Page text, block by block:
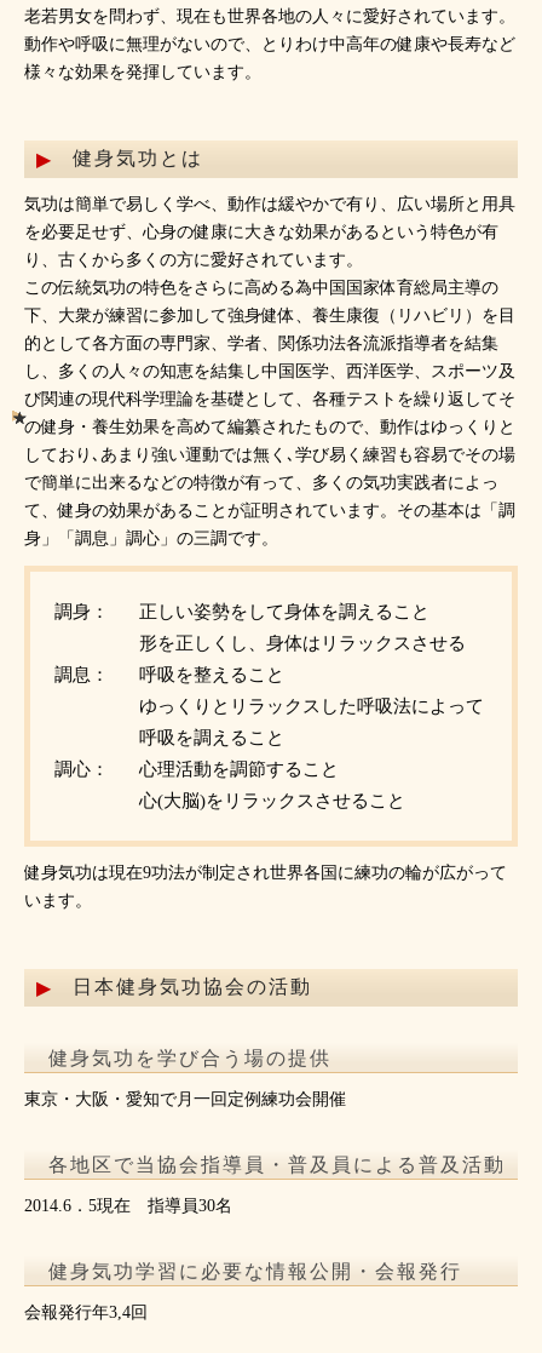
老若男女を問わず、現在も世界各地の人々に愛好されています。
動作や呼吸に無理がないので、とりわけ中高年の健康や長寿など
様々な効果を発揮しています。
健身気功とは
気功は簡単で易しく学べ、動作は緩やかで有り、広い場所と用具
を必要足せず、心身の健康に大きな効果があるという特色が有
り、古くから多くの方に愛好されています。
この伝統気功の特色をさらに高める為中国国家体育総局主導の
下、大衆が練習に参加して強身健体、養生康復（リハビリ）を目
的として各方面の専門家、学者、関係功法各流派指導者を結集
し、多くの人々の知恵を結集し中国医学、西洋医学、スポーツ及
び関連の現代科学理論を基礎として、各種テストを繰り返してそ
の健身・養生効果を高めて編纂されたもので、動作はゆっくりと
しており､あまり強い運動では無く､学び易く練習も容易でその場
で簡単に出来るなどの特徴が有って、多くの気功実践者によっ
て、健身の効果があることが証明されています。その基本は「調
身」「調息」調心」の三調です。
調身：
正しい姿勢をして身体を調えること
形を正しくし、身体はリラックスさせる
調息：
呼吸を整えること
ゆっくりとリラックスした呼吸法によって
呼吸を調えること
調心：
心理活動を調節すること
心(大脳)をリラックスさせること
健身気功は現在9功法が制定され世界各国に練功の輪が広がって
います。
日本健身気功協会の活動
健身気功を学び合う場の提供
東京・大阪・愛知で月一回定例練功会開催
各地区で当協会指導員・普及員による普及活動
2014.6．5現在 指導員30名
健身気功学習に必要な情報公開・会報発行
会報発行年3,4回